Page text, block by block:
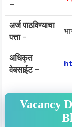
–
अर्ज पाठविण्याचा
पत्ता–
अधिकृत
वेबसाईट –
Vacancy